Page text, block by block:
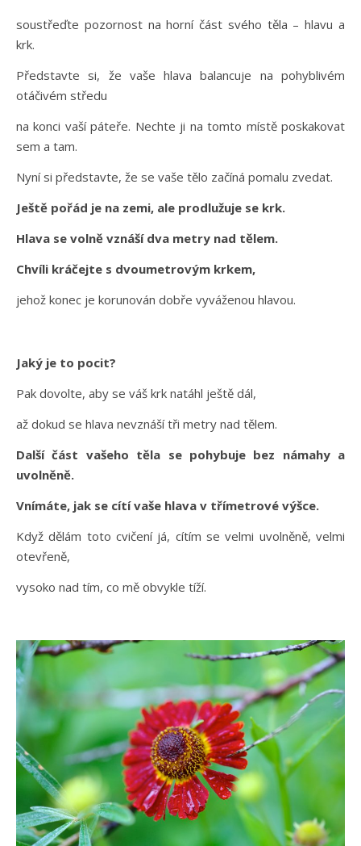
soustřeďte pozornost na horní část svého těla – hlavu a
krk.
Představte si, že vaše hlava balancuje na pohyblivém
otáčivém středu
na konci vaší páteře. Nechte ji na tomto místě poskakovat
sem a tam.
Nyní si představte, že se vaše tělo začíná pomalu zvedat.
Ještě pořád je na zemi, ale prodlužuje se krk.
Hlava se volně vznáší dva metry nad tělem.
Chvíli kráčejte s dvoumetrovým krkem,
jehož konec je korunován dobře vyváženou hlavou.
Jaký je to pocit?
Pak dovolte, aby se váš krk natáhl ještě dál,
až dokud se hlava nevznáší tři metry nad tělem.
Další část vašeho těla se pohybuje bez námahy a
uvolněně.
Vnímáte, jak se cítí vaše hlava v třímetrové výšce.
Když dělám toto cvičení já, cítím se velmi uvolněně, velmi
otevřeně,
vysoko nad tím, co mě obvykle tíží.